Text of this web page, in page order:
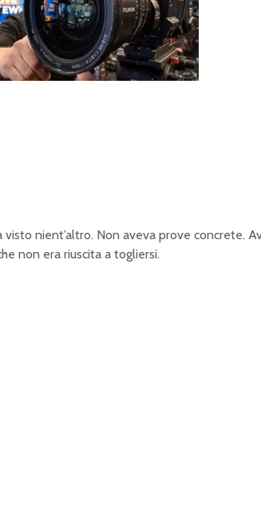
L
o
visto nient’altro. Non aveva prove concrete.
non era riuscita a togliersi.